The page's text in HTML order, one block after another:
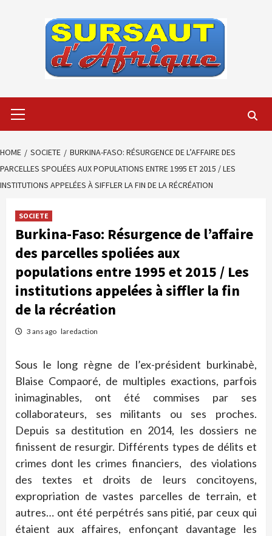
Menu
HOME SOCIETE
BURKINA-FASO: RÉSURGENCE DE L’AFFAIRE DES
PARCELLES SPOLIÉES AUX POPULATIONS ENTRE 1995 ET 2015 / LES
INSTITUTIONS APPELÉES À SIFFLER LA FIN DE LA RÉCRÉATION
SOCIETE
Burkina-Faso: Résurgence de l’affaire
des parcelles spoliées aux
populations entre 1995 et 2015 / Les
institutions appelées à siffler la fin
de la récréation
3 ans ago laredaction
Sous le long règne de l’ex-président burkinabè,
Blaise Compaoré, de multiples exactions, parfois
inimaginables, ont été commises par ses
collaborateurs, ses militants ou ses proches.
Depuis sa destitution en 2014, les dossiers ne
finissent de resurgir. Différents types de délits et
crimes dont les crimes financiers, des violations
des textes et droits de leurs concitoyens,
expropriation de vastes parcelles de terrain, et
autres… ont été perpétrés sans pitié, par ceux qui
étaient aux affaires, enfonçant davantage les